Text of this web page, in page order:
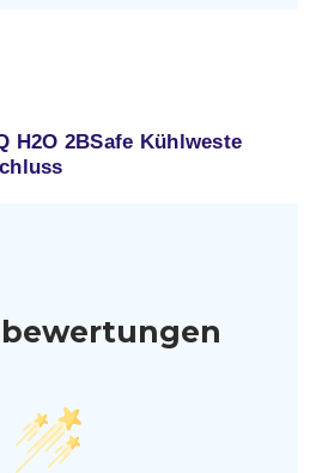
H2O 2BSafe Kühlweste